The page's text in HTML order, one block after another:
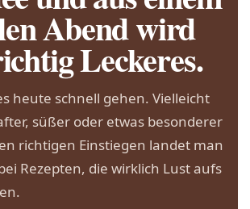
Abend wird
Leckeres.
heute schnell gehen. Vielleicht
süßer oder etwas besonderer
richtigen Einstiegen landet man
Rezepten, die wirklich Lust aufs